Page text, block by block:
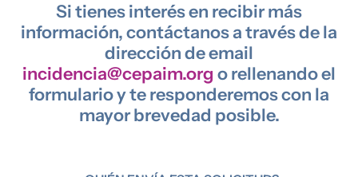
Si tienes interés en recibir más
información, contáctanos a través de la
dirección de email
incidencia@cepaim.org o rellenando el
formulario y te responderemos con la
mayor brevedad posible.